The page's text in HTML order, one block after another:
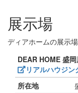
展示場
ディアホームの展示場
DEAR HOME 盛
リアルハウジ
所在地